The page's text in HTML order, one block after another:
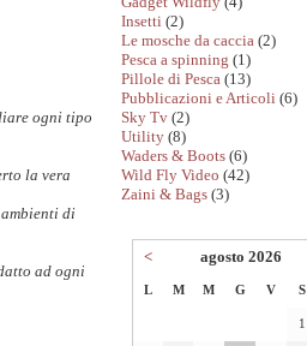
ogni tipo
la vera
di
ad ogni
Insetti (2)
Le mosche da caccia (2)
Pesca a spinning (1)
Pillole di Pesca (13)
Pubblicazioni e Articoli (6)
Sky Tv (2)
Utility (8)
Waders & Boots (6)
Wild Fly Video (42)
Zaini & Bags (3)
< agosto 2026
L M M G V S
1